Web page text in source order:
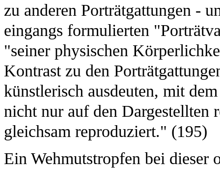
zu anderen Porträtgattungen -
eingangs formulierten
"seiner physischen
Kontrast zu den
künstlerisch ausdeuten, mit
nicht nur auf den Dargestellten
gleichsam reproduziert." (195)
Ein Wehmutstropfen bei dieser